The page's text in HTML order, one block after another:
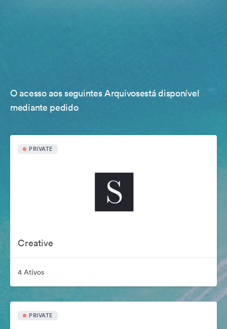
O acesso aos seguintes Arquivosestá disponível
mediante pedido
PRIVATE
Creative
4 Ativos
PRIVATE